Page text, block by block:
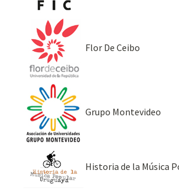
Flor De Ceibo
Grupo Montevideo
Historia de la Música